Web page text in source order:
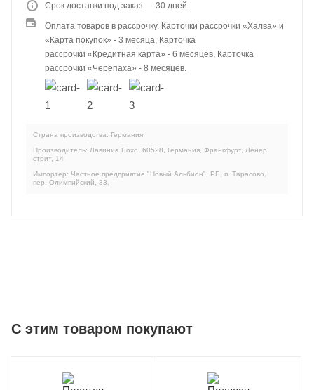
Срок доставки под заказ — 30 дней
Оплата товаров в рассрочку. Карточки рассрочки «Халва» и
«Карта покупок» - 3 месяца, Карточка
рассрочки «Кредитная карта» - 6 месяцев, Карточка
рассрочки «Черепаха» - 8 месяцев.
Страна производства: Германия
Производитель: Лавиниа Бохо, 60528, Германия, Франкфурт, Лёнер
стрит, 14
Импортер: Частное предприятие "Новый Альбион", РБ, п. Тарасово,
пер. Олимпийский, 33.
C этим товаром покупают